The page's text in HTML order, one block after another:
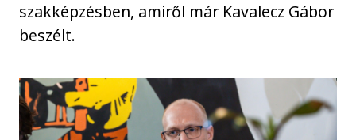
szakképzésben, amiről már Kavalecz Gábor
beszélt.